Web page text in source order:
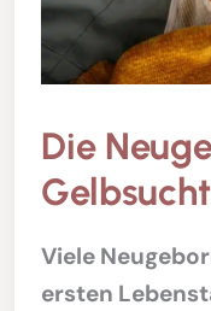
Die
Gelbsucht
Viele
ersten